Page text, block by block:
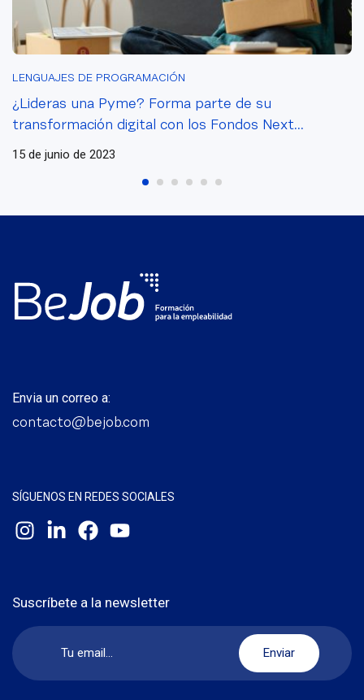
LENGUAJES DE PROGRAMACIÓN
¿Lideras una Pyme? Forma parte de su
transformación digital con los Fondos Next
Generation
15 de junio de 2023
Suscríbete a la newsletter
Envia un correo a:
contacto@bejob.com
SÍGUENOS EN REDES SOCIALES